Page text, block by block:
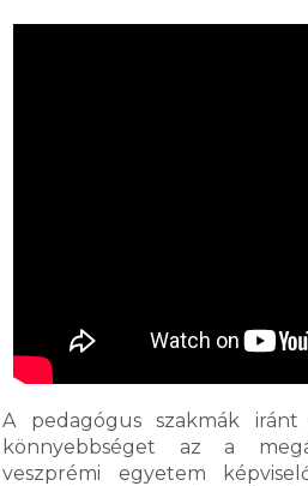
A pedagógus szakmák
könnyebbséget az a
veszprémi egyetem